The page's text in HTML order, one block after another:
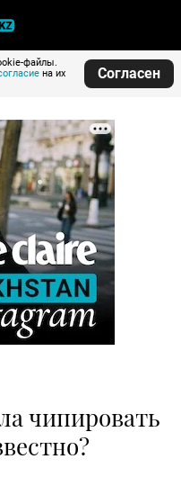
файлы.
на их
Согласен
чипировать